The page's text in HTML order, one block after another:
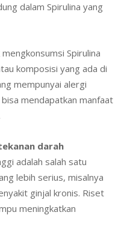
dalam Spirulina yang
Spirulina
komposisi yang ada di
mempunyai alergi
mendapatkan manfaat
darah
adalah salah satu
lebih serius, misalnya
ginjal kronis. Riset
meningkatkan